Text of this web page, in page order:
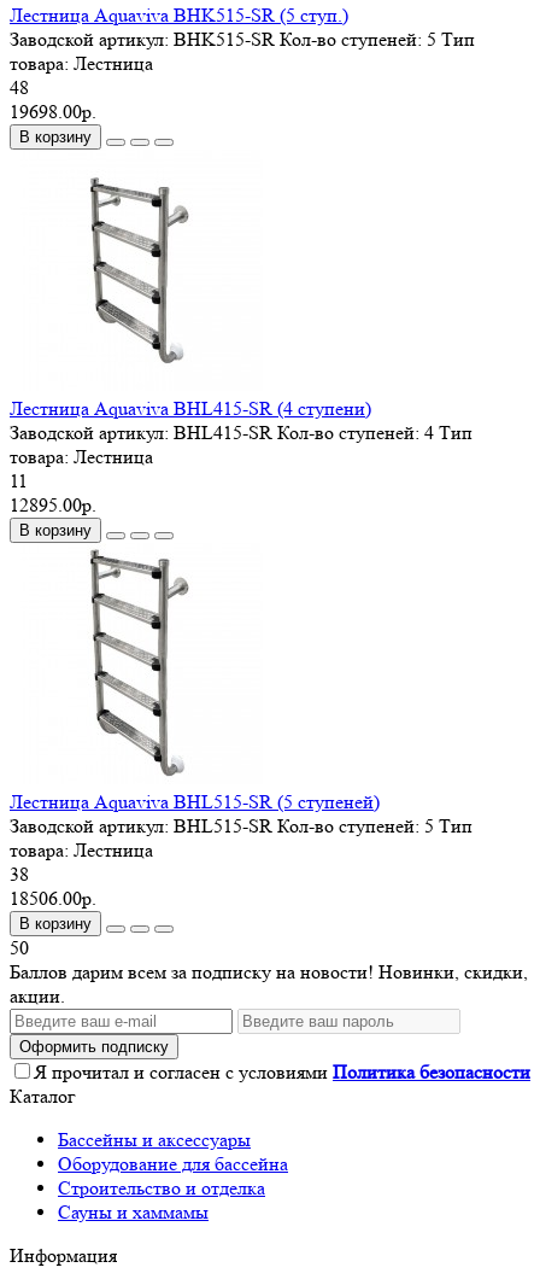
Лестница Aquaviva BHK515-SR (5 ступ.)
Заводской артикул: BHK515-SR Кол-во ступеней: 5 Тип
товара: Лестница
48
19698.00р.
В корзину
Лестница Aquaviva BHL415-SR (4 ступени)
Заводской артикул: BHL415-SR Кол-во ступеней: 4 Тип
товара: Лестница
11
12895.00р.
В корзину
Лестница Aquaviva BHL515-SR (5 ступеней)
Заводской артикул: BHL515-SR Кол-во ступеней: 5 Тип
товара: Лестница
38
18506.00р.
В корзину
50
Баллов дарим всем за подписку на новости! Новинки, скидки,
акции.
Оформить подписку
Я прочитал и согласен с условиями Политика безопасности
Каталог
Бассейны и аксессуары
Оборудование для бассейна
Строительство и отделка
Сауны и хаммамы
Информация